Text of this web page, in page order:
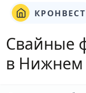
КРОНВЕСТ
Свайные
в Нижнем